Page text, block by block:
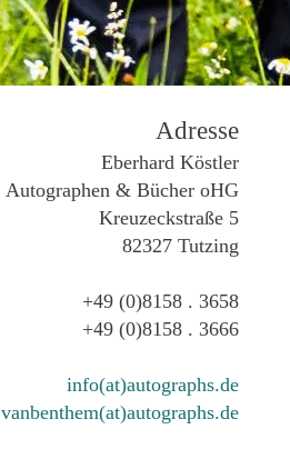
Adresse
Eberhard Köstler
Autographen & Bücher oHG
Kreuzeckstraße 5
82327 Tutzing
+49 (0)8158 . 3658
+49 (0)8158 . 3666
info(at)autographs.de
vanbenthem(at)autographs.de